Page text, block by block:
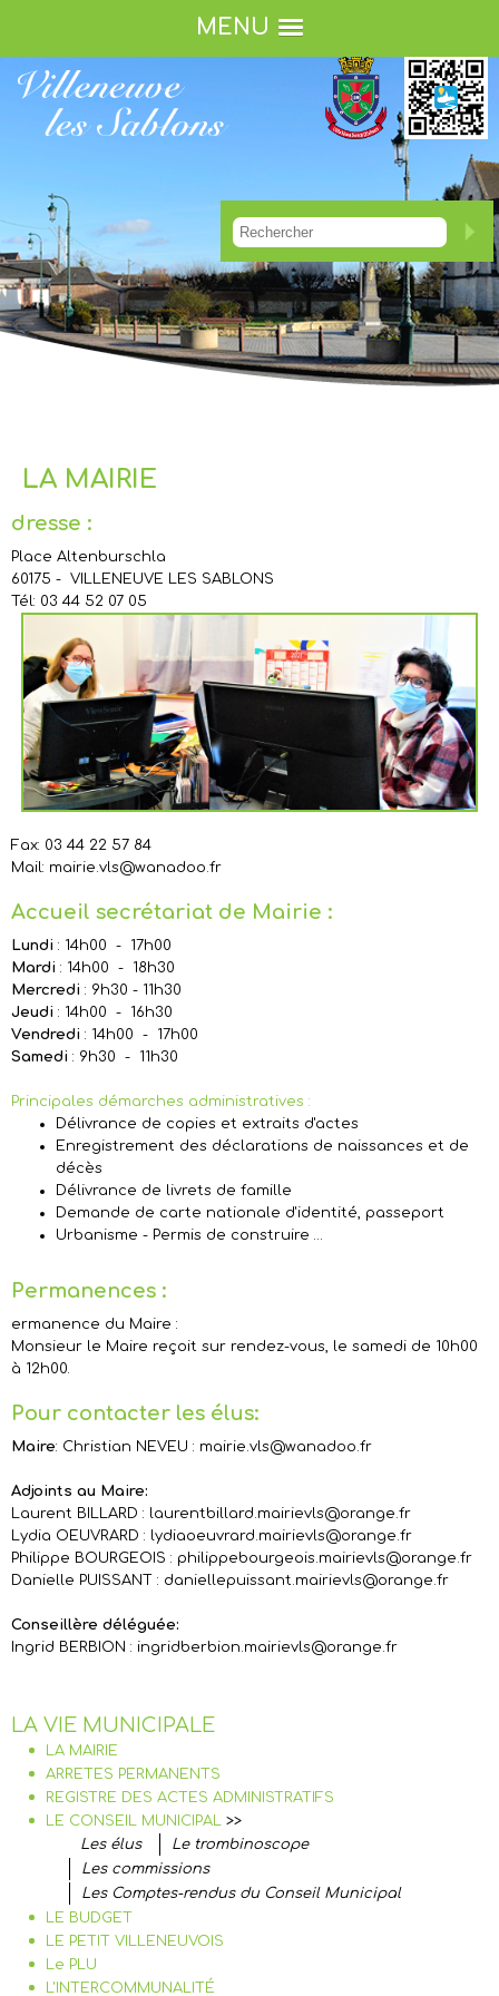
MENU
LA MAIRIE
dresse :
Place Altenburschla
60175 - VILLENEUVE LES SABLONS
Tél: 03 44 52 07 05
Fax: 03 44 22 57 84
Mail: mairie.vls@wanadoo.fr
Accueil secrétariat de Mairie :
Lundi : 14h00 - 17h00
Mardi : 14h00 - 18h30
Mercredi : 9h30 - 11h30
Jeudi : 14h00 - 16h30
Vendredi : 14h00 - 17h00
Samedi : 9h30 - 11h30
Principales démarches administratives :
Délivrance de copies et extraits d'actes
Enregistrement des déclarations de naissances et de
décès
Délivrance de livrets de famille
Demande de carte nationale d'identité, passeport
Urbanisme - Permis de construire …
Permanences :
ermanence du Maire :
Monsieur le Maire reçoit sur rendez-vous, le samedi de 10h00
à 12h00.
Pour contacter les élus:
Maire: Christian NEVEU : mairie.vls@wanadoo.fr
Adjoints au Maire:
Laurent BILLARD : laurentbillard.mairievls@orange.fr
Lydia OEUVRARD : lydiaoeuvrard.mairievls@orange.fr
Philippe BOURGEOIS : philippebourgeois.mairievls@orange.fr
Danielle PUISSANT : daniellepuissant.mairievls@orange.fr
Conseillère déléguée:
Ingrid BERBION : ingridberbion.mairievls@orange.fr
LA VIE MUNICIPALE
LA MAIRIE
ARRETES PERMANENTS
REGISTRE DES ACTES ADMINISTRATIFS
LE CONSEIL MUNICIPAL >>
Les élus
Le trombinoscope
Les commissions
Les Comptes-rendus du Conseil Municipal
LE BUDGET
LE PETIT VILLENEUVOIS
Le PLU
L'INTERCOMMUNALITÉ